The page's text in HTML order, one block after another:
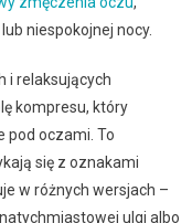
niespokojnej nocy.
i relaksujących
kompresu, który
pod oczami. To
się z oznakami
w różnych wersjach –
ulgi albo